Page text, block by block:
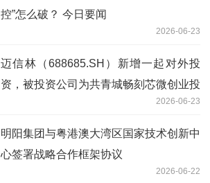
控”怎么破？ 今日要闻
2026-06-23
迈信林（688685.SH）新增一起对外投
资，被投资公司为共青城畅刻芯微创业投
2026-06-23
明阳集团与粤港澳大湾区国家技术创新中
心签署战略合作框架协议
2026-06-22